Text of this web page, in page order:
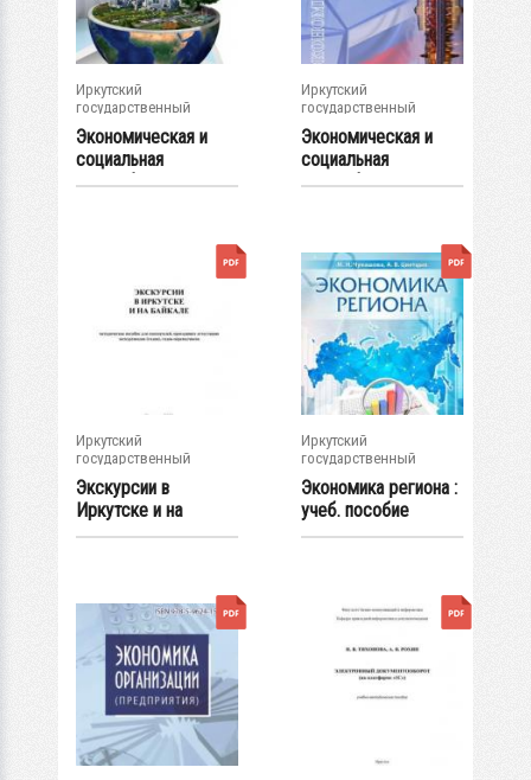
Иркутский
государственный
университет
Экономическая и
социальная
география мира :
Иркутский
государственный
университет
Экономическая и
социальная
география России....
Иркутский
государственный
университет
Экскурсии в
Иркутске и на
Байкале : метод....
Иркутский
государственный
университет
Экономика региона :
учеб. пособие